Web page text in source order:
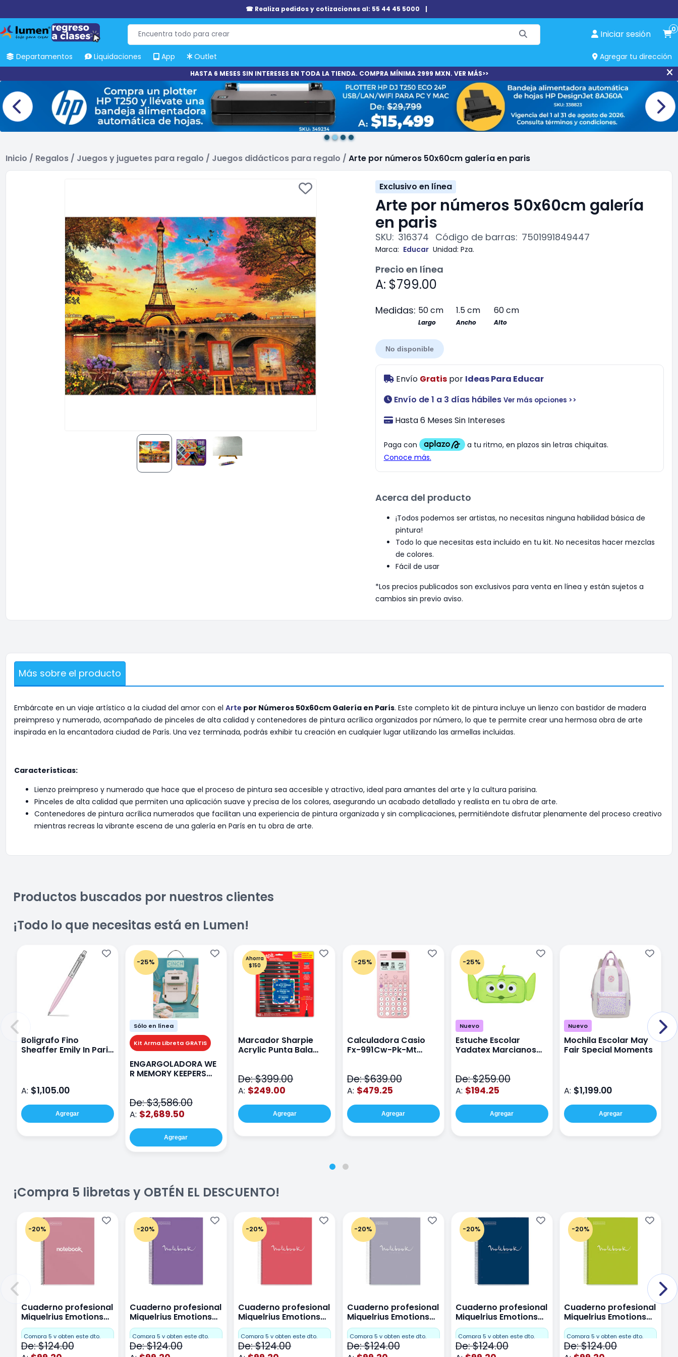
☎ Realiza pedidos y cotizaciones al: 55 44 45 5000 |
Iniciar sesión 0
Departamentos Liquidaciones App Outlet Agregar tu dirección
HASTA 6 MESES SIN INTERESES EN TODA LA TIENDA. COMPRA MÍNIMA 2999 MXN. VER MÁS>>
Inicio / Regalos / Juegos y juguetes para regalo / Juegos didácticos para regalo / Arte por números 50x60cm galería en paris
Exclusivo en línea
Arte por números 50x60cm galería
en paris
SKU: 316374 Código de barras: 7501991849447
Marca: Educar Unidad: Pza.
Precio en línea
A: $799.00
Medidas: 50 cm 1.5 cm 60 cm
Largo Ancho Alto
No disponible
Envío Gratispor Ideas Para Educar
Envío de 1 a 3 días hábiles Ver más opciones >>
Hasta 6 Meses Sin Intereses
Acerca del producto
¡Todos podemos ser artistas, no necesitas ninguna habilidad básica de
pintura!
Todo lo que necesitas esta incluido en tu kit. No necesitas hacer mezclas
de colores.
Fácil de usar
*Los precios publicados son exclusivos para venta en línea y están sujetos a
cambios sin previo aviso.
Más sobre el producto
Embárcate en un viaje artístico a la ciudad del amor con el Arte por Números 50x60cm Galería en París. Este completo kit de pintura incluye un lienzo con bastidor de madera
preimpreso y numerado, acompañado de pinceles de alta calidad y contenedores de pintura acrílica organizados por número, lo que te permite crear una hermosa obra de arte
inspirada en la encantadora ciudad de París. Una vez terminada, podrás exhibir tu creación en cualquier lugar utilizando las armellas incluidas.
Características:
Lienzo preimpreso y numerado que hace que el proceso de pintura sea accesible y atractivo, ideal para amantes del arte y la cultura parisina.
Pinceles de alta calidad que permiten una aplicación suave y precisa de los colores, asegurando un acabado detallado y realista en tu obra de arte.
Contenedores de pintura acrílica numerados que facilitan una experiencia de pintura organizada y sin complicaciones, permitiéndote disfrutar plenamente del proceso creativo
mientras recreas la vibrante escena de una galería en París en tu obra de arte.
Productos buscados por nuestros clientes
¡Todo lo que necesitas está en Lumen!
Boligrafo Fino
Sheaffer Emily In Paris
A: $1,105.00
Agregar
-25%
Sólo en línea
Kit Arma Libreta GRATIS
ENGARGOLADORA WE
R MEMORY KEEPERS
De: $3,586.00
A: $2,689.50
Agregar
Ahorra
$150
Marcador Sharpie
Acrylic Punta Bala
De: $399.00
A: $249.00
Agregar
-25%
Calculadora Casio
Fx-991Cw-Pk-Mt
De: $639.00
A: $479.25
Agregar
-25%
Nuevo
Estuche Escolar
Yadatex Marcianos
De: $259.00
A: $194.25
Agregar
Nuevo
Mochila Escolar May
Fair Special Moments
A: $1,199.00
Agregar
¡Compra 5 libretas y OBTÉN EL DESCUENTO!
-20%
Cuaderno profesional
Miquelrius Emotions
Cuadro Chico 80
hojas Rosa
Compra 5 y obten este dto.
De: $124.00
-20%
Cuaderno profesional
Miquelrius Emotions
raya 80 hojas Purpura
Compra 5 y obten este dto.
De: $124.00
-20%
Cuaderno profesional
Miquelrius Emotions
raya 80 hojas Coral
Compra 5 y obten este dto.
De: $124.00
-20%
Cuaderno profesional
Miquelrius Emotions
raya 80 hojas Gris
Compra 5 y obten este dto.
De: $124.00
-20%
Cuaderno profesional
Miquelrius Emotions
Dots 80 hojas
Compra 5 y obten este dto.
De: $124.00
-20%
Cuaderno profesional
Miquelrius Emotions
Dots 80 hojas Lima
Compra 5 y obten este dto.
De: $124.00